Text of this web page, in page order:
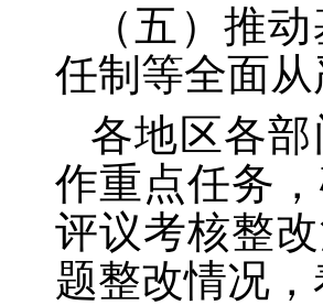
（五）推
任制等全面
各地区各
作重点任务
评议考核整
题整改情况